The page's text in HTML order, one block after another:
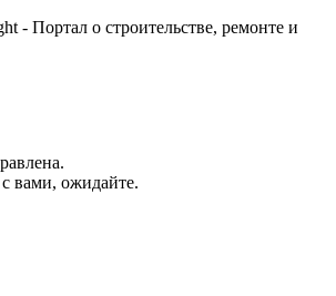
- Портал о строительстве, ремонте и
вами, ожидайте.